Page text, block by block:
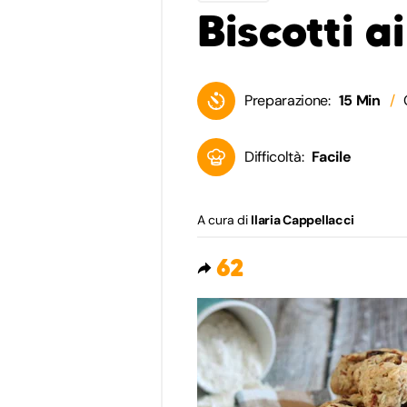
Biscotti
Preparazione: 15 Min
Difficoltà: Facile
A cura di Ilaria Cappellacci
62